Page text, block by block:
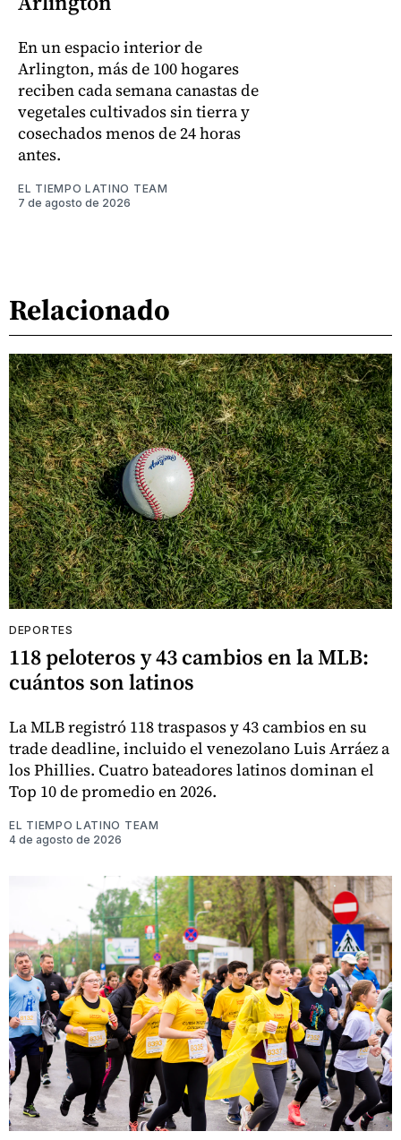
En un espacio interior de
Arlington, más de 100 hogares
reciben cada semana canastas de
vegetales cultivados sin tierra y
cosechados menos de 24 horas
antes.
EL TIEMPO LATINO TEAM
7 de agosto de 2026
Relacionado
DEPORTES
118 peloteros y 43 cambios en la MLB:
cuántos son latinos
La MLB registró 118 traspasos y 43 cambios en su
trade deadline, incluido el venezolano Luis Arráez a
los Phillies. Cuatro bateadores latinos dominan el
Top 10 de promedio en 2026.
EL TIEMPO LATINO TEAM
4 de agosto de 2026